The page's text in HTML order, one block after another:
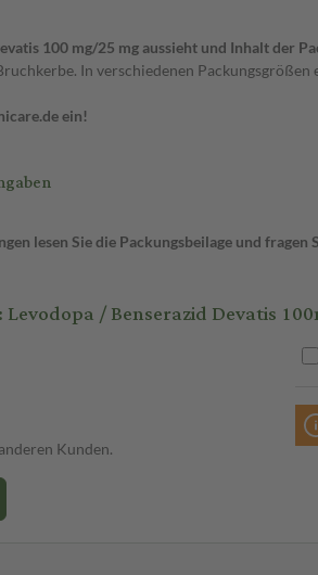
100 mg/25 mg aussieht und Inhalt der
In verschiedenen Packungsgrößen
ein!
lesen Sie die Packungsbeilage und
/ Benserazid Devatis
Kunden.